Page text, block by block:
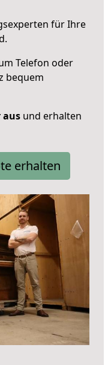
für Ihre
Telefon oder
bequem
aus und erhalten
erhalten